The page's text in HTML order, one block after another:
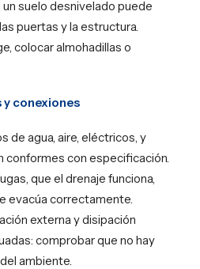
suelo desnivelado puede
puertas y la estructura.
colocar almohadillas o
y conexiones
de agua, aire, eléctricos, y
conformes con especificación.
que el drenaje funciona,
evacúa correctamente.
externa y disipación
comprobar que no hay
ambiente.